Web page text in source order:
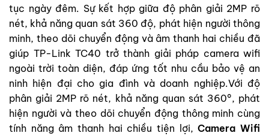
tục ngày đêm. Sự kết hợp giữa độ phân giải 2MP rõ
nét, khả năng quan sát 360 độ, phát hiện người thông
minh, theo dõi chuyển động và âm thanh hai chiều đã
giúp TP-Link TC40 trở thành giải pháp camera wifi
ngoài trời toàn diện, đáp ứng tốt nhu cầu bảo vệ an
ninh hiện đại cho gia đình và doanh nghiệp.Với độ
phân giải 2MP rõ nét, khả năng quan sát 360°, phát
hiện người và theo dõi chuyển động thông minh cùng
tính năng âm thanh hai chiều tiện lợi,Camera Wifi